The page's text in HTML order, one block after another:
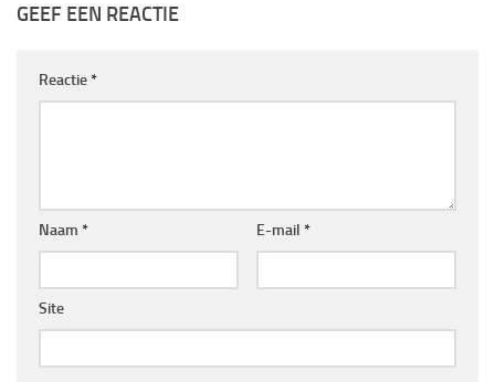
GEEF EEN REACTIE
Reactie*
Naam * E-mail *
Site